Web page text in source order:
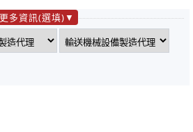
更多資訊(選填)